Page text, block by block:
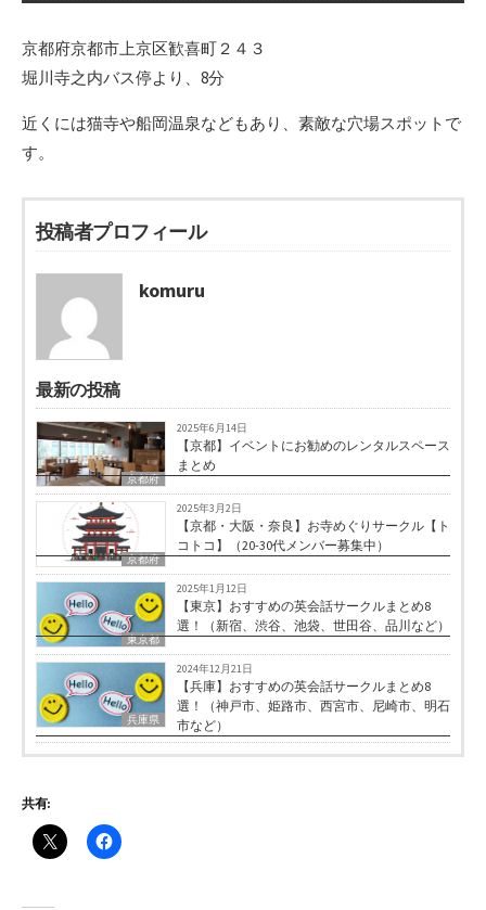
京都府京都市上京区歓喜町２４３
堀川寺之内バス停より、8分
近くには猫寺や船岡温泉などもあり、素敵な穴場スポットで
す。
投稿者プロフィール
komuru
最新の投稿
京都府
2025年6月14日
【京都】イベントにお勧めのレンタルスペース
まとめ
京都府
2025年3月2日
【京都・大阪・奈良】お寺めぐりサークル【ト
コトコ】（20-30代メンバー募集中）
東京都
2025年1月12日
【東京】おすすめの英会話サークルまとめ8
選！（新宿、渋谷、池袋、世田谷、品川など）
兵庫県
2024年12月21日
【兵庫】おすすめの英会話サークルまとめ8
選！（神戸市、姫路市、西宮市、尼崎市、明石
市など）
共有: